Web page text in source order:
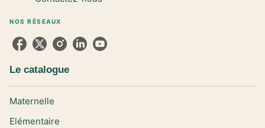
NOS RÉSEAUX
Le catalogue
Maternelle
Elémentaire